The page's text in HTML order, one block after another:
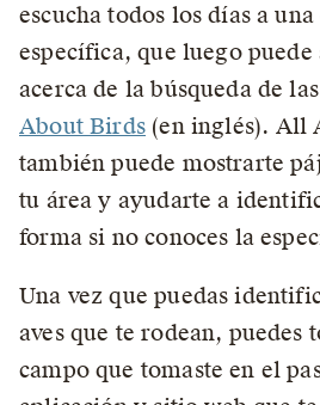
escucha todos los días a una
específica, que luego puede
acerca de la búsqueda de
About Birds(en inglés). All
también puede mostrarte
tu área y ayudarte a
forma si no conoces la
Una vez que puedas
aves que te rodean, puedes
campo que tomaste en el